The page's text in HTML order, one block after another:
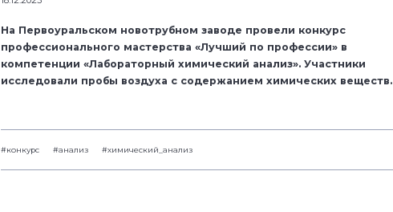
На Первоуральском новотрубном заводе провели конкурс
профессионального мастерства «Лучший по профессии» в
компетенции «Лабораторный химический анализ». Участники
исследовали пробы воздуха с содержанием химических веществ.
#конкурс #анализ #химический_анализ